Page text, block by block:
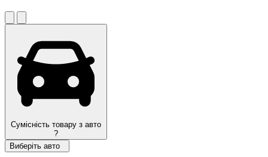
Сумісність товару з авто
?
Виберіть авто